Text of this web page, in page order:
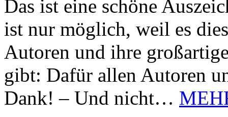
Das ist eine schöne
ist nur möglich, weil es
Autoren und ihre
gibt: Dafür allen Autoren
Dank! – Und nicht…